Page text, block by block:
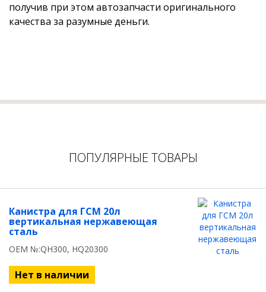
получив при этом автозапчасти оригинального
качества за разумные деньги.
ПОПУЛЯРНЫЕ ТОВАРЫ
Канистра для ГСМ 20л
вертикальная нержавеющая
сталь
OEM №:QH300, HQ20300
Нет в наличии